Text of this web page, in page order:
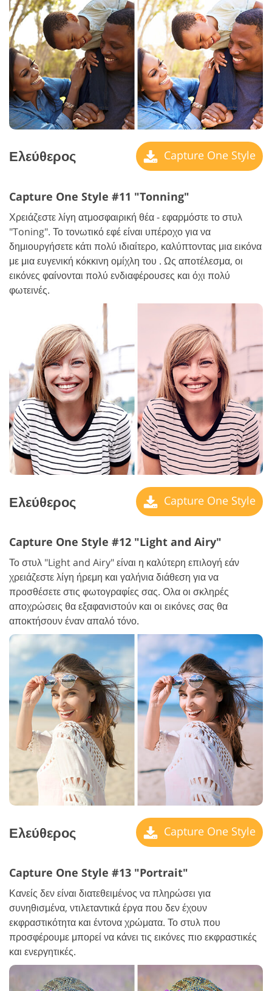
Ελεύθερος Capture One Style
Capture One Style #11 "Tonning"
Χρειάζεστε λίγη ατμοσφαιρική θέα - εφαρμόστε το στυλ
"Toning". Το τονωτικό εφέ είναι υπέροχο για να
δημιουργήσετε κάτι πολύ ιδιαίτερο, καλύπτοντας μια εικόνα
με μια ευγενική κόκκινη ομίχλη του . Ως αποτέλεσμα, οι
εικόνες φαίνονται πολύ ενδιαφέρουσες και όχι πολύ
φωτεινές.
Ελεύθερος Capture One Style
Capture One Style #12 "Light and Airy"
Το στυλ "Light and Airy" είναι η καλύτερη επιλογή εάν
χρειάζεστε λίγη ήρεμη και γαλήνια διάθεση για να
προσθέσετε στις φωτογραφίες σας. Ολα οι σκληρές
αποχρώσεις θα εξαφανιστούν και οι εικόνες σας θα
αποκτήσουν έναν απαλό τόνο.
Ελεύθερος Capture One Style
Capture One Style #13 "Portrait"
Κανείς δεν είναι διατεθειμένος να πληρώσει για
συνηθισμένα, ντιλεταντικά έργα που δεν έχουν
εκφραστικότητα και έντονα χρώματα. Το στυλ που
προσφέρουμε μπορεί να κάνει τις εικόνες πιο εκφραστικές
και ενεργητικές.